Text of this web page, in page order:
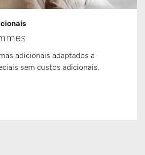
adicionais adaptados a
sem custos adicionais.